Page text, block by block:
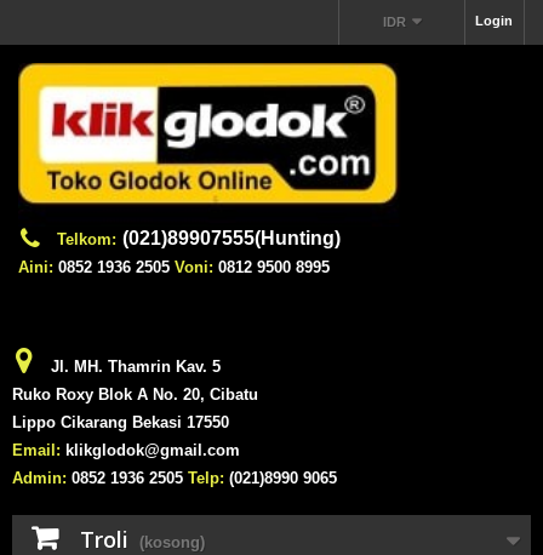
Login
IDR
Telkom: (021)89907555(Hunting)
Aini: 0852 1936 2505 Voni: 0812 9500 8995
Jl. MH. Thamrin Kav. 5
Ruko Roxy Blok A No. 20, Cibatu
Lippo Cikarang Bekasi 17550
Email: klikglodok@gmail.com
Admin: 0852 1936 2505 Telp: (021)8990 9065
Troli (kosong)